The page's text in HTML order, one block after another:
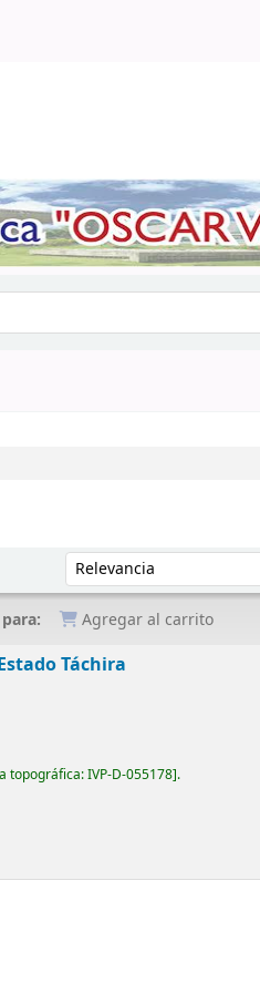
Ordenar por:
Agregar al carrito
Táchira
topográfica:IVP-D-055178 .